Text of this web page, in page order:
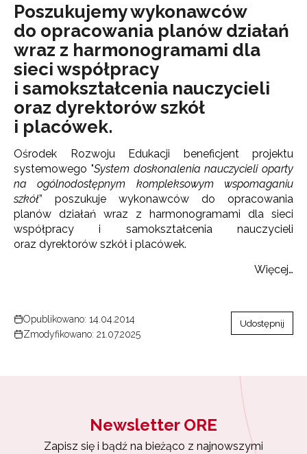
Poszukujemy wykonawców
do opracowania planów działań
wraz z harmonogramami dla
sieci współpracy
i samokształcenia nauczycieli
oraz dyrektorów szkół
i placówek.
Ośrodek Rozwoju Edukacji beneficjent projektu
systemowego "System doskonalenia nauczycieli oparty
na ogólnodostępnym kompleksowym wspomaganiu
szkół” poszukuje wykonawców do opracowania
planów działań wraz z harmonogramami dla sieci
współpracy i samokształcenia nauczycieli
oraz dyrektorów szkół i placówek.
Więcej…
Opublikowano: 14.04.2014
Zmodyfikowano: 21.07.2025
Udostępnij
Newsletter ORE
Zapisz się i bądź na bieżąco z najnowszymi